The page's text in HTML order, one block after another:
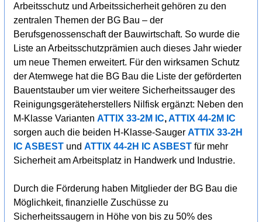
Arbeitsschutz und Arbeitssicherheit gehören zu den
zentralen Themen der BG Bau – der
Berufsgenossenschaft der Bauwirtschaft. So wurde die
Liste an Arbeitsschutzprämien auch dieses Jahr wieder
um neue Themen erweitert. Für den wirksamen Schutz
der Atemwege hat die BG Bau die Liste der geförderten
Bauentstauber um vier weitere Sicherheitssauger des
Reinigungsgeräteherstellers Nilfisk ergänzt: Neben den
M-Klasse VariantenATTIX 33-2M IC,ATTIX 44-2M IC
sorgen auch die beiden H-Klasse-SaugerATTIX 33-2H
IC ASBEST undATTIX 44-2H IC ASBEST für mehr
Sicherheit am Arbeitsplatz in Handwerk und Industrie.
Durch die Förderung haben Mitglieder der BG Bau die
Möglichkeit, finanzielle Zuschüsse zu
Sicherheitssaugern in Höhe von bis zu 50% des